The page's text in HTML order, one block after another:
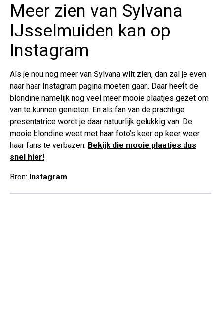
Meer zien van Sylvana
IJsselmuiden kan op
Instagram
Als je nou nog meer van Sylvana wilt zien, dan zal je even
naar haar Instagram pagina moeten gaan. Daar heeft de
blondine namelijk nog veel meer mooie plaatjes gezet om
van te kunnen genieten. En als fan van de prachtige
presentatrice wordt je daar natuurlijk gelukkig van. De
mooie blondine weet met haar foto’s keer op keer weer
haar fans te verbazen. Bekijk die mooie plaatjes dus
snel hier!
Bron: Instagram